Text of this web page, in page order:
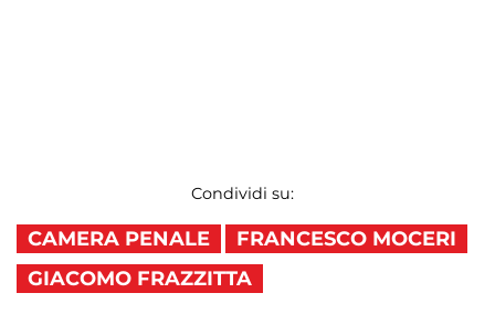
Condividi su:
CAMERA PENALE
FRANCESCO MOCERI
GIACOMO FRAZZITTA